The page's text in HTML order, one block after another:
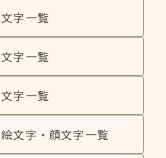
字一覧
字一覧
字一覧
文字・顔文字一覧